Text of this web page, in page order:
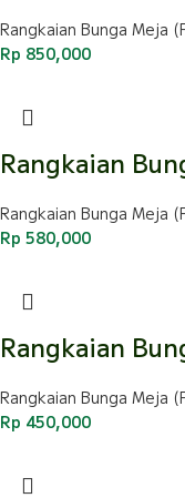
Rangkaian Bunga Meja
Rp 850,000
Rangkaian
Rangkaian Bunga Meja
Rp 580,000
Rangkaian
Rangkaian Bunga Meja
Rp 450,000